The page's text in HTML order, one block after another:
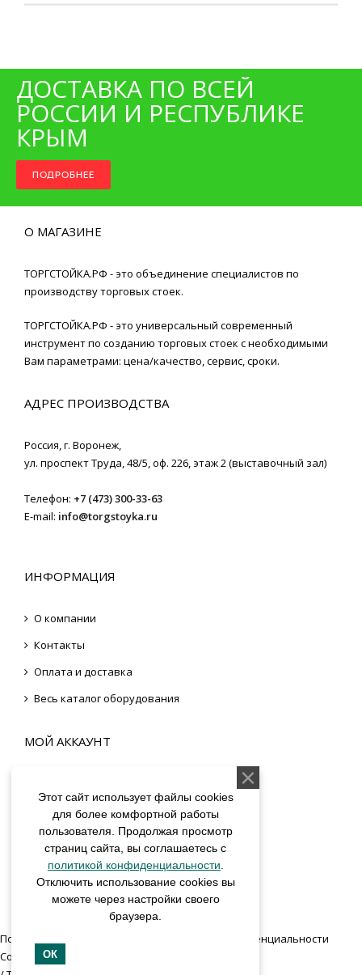
ДОСТАВКА ПО ВСЕЙ
РОССИИ И РЕСПУБЛИКЕ
КРЫМ
ПОДРОБНЕЕ
О МАГАЗИНЕ
ТОРГСТОЙКА.РФ - это объединение специалистов по
производству торговых стоек.
ТОРГСТОЙКА.РФ - это универсальный современный
инструмент по созданию торговых стоек с необходимыми
Вам параметрами: цена/качество, сервис, сроки.
АДРЕС ПРОИЗВОДСТВА
Россия, г. Воронеж
ул. проспект Труда, 48/5, оф. 226, этаж 2 (выставочный зал)
Телефон: +7 (473) 300-33-63
E-mail: info@torgstoyka.ru
ИНФОРМАЦИЯ
О компании
Контакты
Оплата и доставка
Весь каталог оборудования
МОЙ АККАУНТ
Регистрация
Моя корзина
Cписок желаний
Пользовательское соглашение
Политика конфиденциальности
Согласие на обработку персональных данных
Этот сайт использует файлы cookies
для более комфортной работы
пользователя. Продолжая просмотр
страниц сайта, вы соглашаетесь с
политикой конфиденциальности.
Отключить использование cookies вы
можете через настройки своего
браузера.
ОК